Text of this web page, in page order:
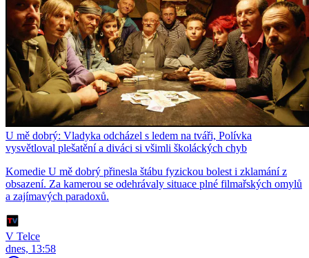
U mě dobrý: Vladyka odcházel s ledem na tváři, Polívka
vysvětloval plešatění a diváci si všimli školáckých chyb
Komedie U mě dobrý přinesla štábu fyzickou bolest i zklamání z
obsazení. Za kamerou se odehrávaly situace plné filmařských omylů
a zajímavých paradoxů.
V Telce
dnes, 13:58